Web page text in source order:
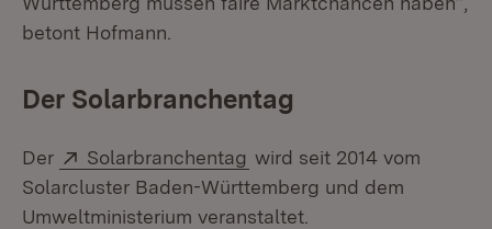
betont Hofmann.
Der Solarbranchentag
Der Extern:
Solarbranchentag (Öffnet in neuem Fenster)
wird seit 2014 vom
Solarcluster Baden-Württemberg und dem
Umweltministerium veranstaltet.